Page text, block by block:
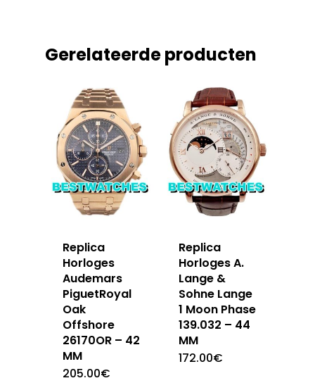
Gerelateerde producten
Replica
Horloges
Audemars
PiguetRoyal
Oak
Offshore
26170OR – 42
MM
205.00€
Replica
Horloges A.
Lange &
Sohne Lange
1 Moon Phase
139.032 – 44
MM
172.00€